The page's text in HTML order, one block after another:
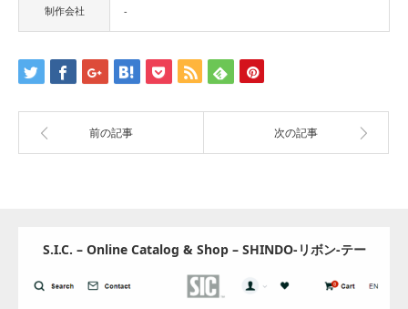
制作会社 -
前の記事 次の記事
S.I.C. – Online Catalog & Shop – SHINDO-リボン‐テー
プ – S.I.C. Online Catalog & Shop